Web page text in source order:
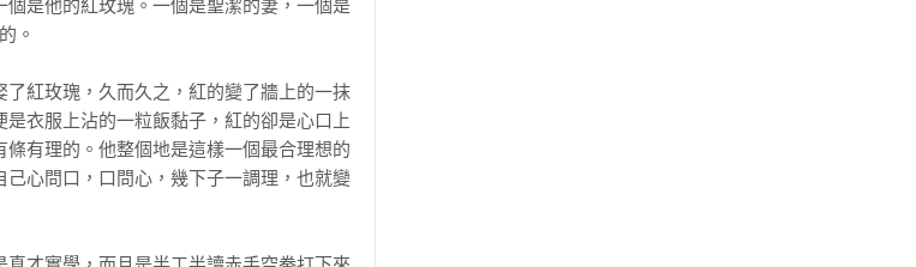
是他的紅玫瑰。一個是聖潔的妻，一個是
。
紅玫瑰，久而久之，紅的變了牆上的一抹
衣服上沾的一粒飯黏子，紅的卻是心口上
有理的。他整個地是這樣一個最合理想的
心問口，口問心，幾下子一調理，也就變